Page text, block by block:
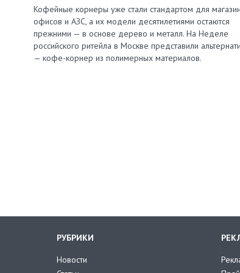
Кофейные корнеры уже стали стандартом для
офисов и АЗС, а их модели десятилетиями остаются
прежними — в основе дерево и металл. На Неделе
российского ритейла в Москве представили
— кофе-корнер из полимерных материалов.
РУБРИКИ
Новости